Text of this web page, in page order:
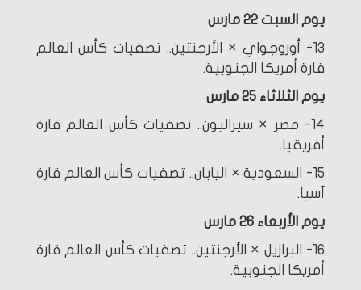
يوم السبت 22 مارس
13- أوروجواي × الأرجنتين.. تصفيات كأس العالم
قارة أمريكا الجنوبية.
يوم الثلاثاء 25 مارس
14- مصر × سيراليون.. تصفيات كأس العالم قارة
أفريقيا.
15- السعودية × اليابان.. تصفيات كأس العالم قارة
آسيا.
يوم الأربعاء 26 مارس
16- البرازيل × الأرجنتين.. تصفيات كأس العالم قارة
أمريكا الجنوبية.